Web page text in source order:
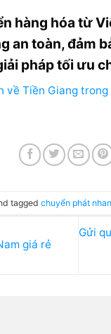
hàng hóa từ
an toàn, đảm
pháp tối ưu
về Tiền Giang trong
tagged chuyển phát
giá rẻ
Gửi